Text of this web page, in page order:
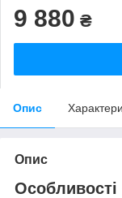
9 880 ₴
Опис
Опис
Особливості